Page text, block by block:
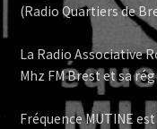
(Radio Quartiers de
La Radio Associative
Mhz FM Brest et sa
Fréquence MUTINE